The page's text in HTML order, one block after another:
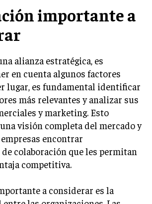
Y COMERCIO ELECTRÓNICO
DE PRICING Y GESTIÓN DE
CRISIS EMPRESARIALES
Y STARTUPS TECNOLÓGICAS
LA EXPERIENCIA DEL CLIENTE
DE PROYECTOS
DE OPERACIONES Y CADENA DE
EMPRESARIAL
importante a
alianza estratégica, es
en cuenta algunos factores
lugar, es fundamental identificar
más relevantes y analizar sus
y marketing. Esto
visión completa del mercado y
encontrar
colaboración que les permitan
competitiva.
a considerar es la